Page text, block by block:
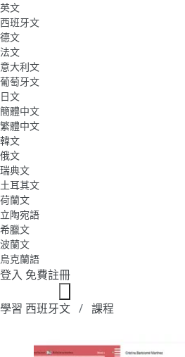
英文
西班牙文
德文
法文
意大利文
葡萄牙文
日文
簡體中文
繁體中文
韓文
俄文
瑞典文
土耳其文
荷蘭文
立陶宛語
希臘文
波蘭文
烏克蘭語
登入 免費註冊
學習 西班牙文 課程